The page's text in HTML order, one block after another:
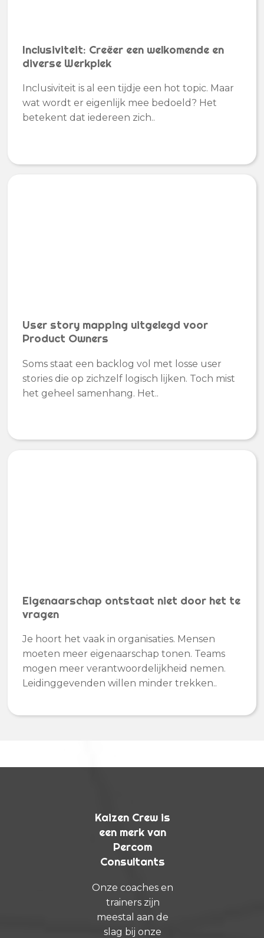
Inclusiviteit: Creëer een welkomende en
diverse Werkplek
Inclusiviteit is al een tijdje een hot topic. Maar
wat wordt er eigenlijk mee bedoeld? Het
betekent dat iedereen zich..
User story mapping uitgelegd voor
Product Owners
Soms staat een backlog vol met losse user
stories die op zichzelf logisch lijken. Toch mist
het geheel samenhang. Het..
Eigenaarschap ontstaat niet door het te
vragen
Je hoort het vaak in organisaties. Mensen
moeten meer eigenaarschap tonen. Teams
mogen meer verantwoordelijkheid nemen.
Leidinggevenden willen minder trekken..
Kaizen Crew is
een merk van
Percom
Consultants
Onze coaches en
trainers zijn
meestal aan de
slag bij onze